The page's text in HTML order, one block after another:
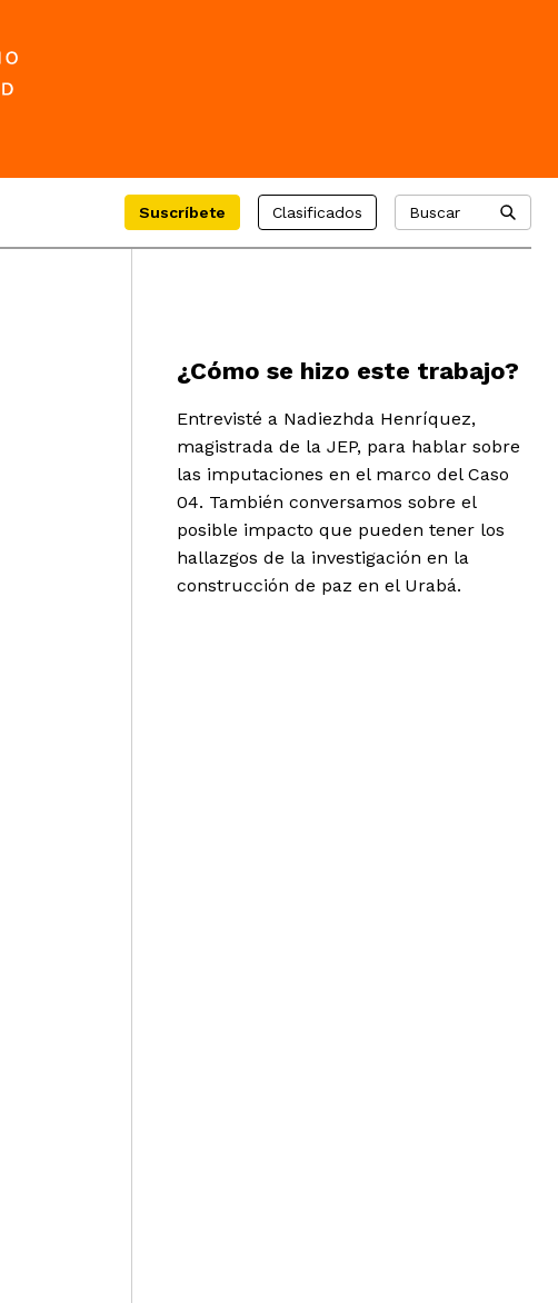
Suscríbete Clasificados Buscar
¿Cómo se hizo este trabajo?
Entrevisté a Nadiezhda Henríquez,
magistrada de la JEP, para hablar sobre
las imputaciones en el marco del Caso
04. También conversamos sobre el
posible impacto que pueden tener los
hallazgos de la investigación en la
construcción de paz en el Urabá.